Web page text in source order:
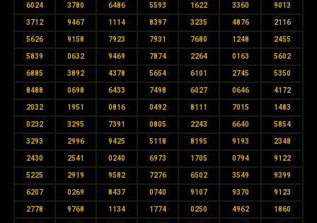
6024 3780 6486 5593 1622 3360 9013
3712 9467 1114 8397 3235 4876 2116
5626 9158 7923 7931 7680 1248 2455
5839 0632 9469 7874 2264 0163 5602
6885 3892 4378 5654 6101 2745 5350
8488 0698 6433 7498 6027 0646 4172
2032 1951 0816 0492 8111 7015 1483
0232 3295 7391 0805 2243 6640 5854
3293 2996 9425 5118 8195 9193 2348
2430 2541 0240 6973 1705 0794 9122
5225 2919 9582 7276 6502 3549 9399
6207 0269 8437 0740 9107 9370 9123
2778 9768 1134 1774 0250 4962 1860